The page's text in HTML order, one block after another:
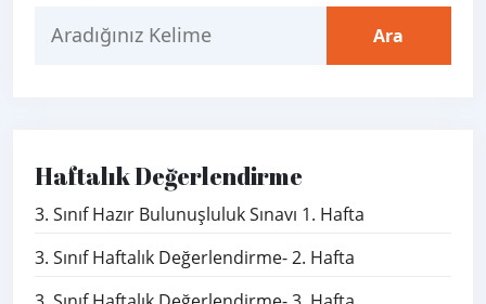
Haftalık Değerlendirme
3. Sınıf Hazır Bulunuşluluk Sınavı 1. Hafta
3. Sınıf Haftalık Değerlendirme- 2. Hafta